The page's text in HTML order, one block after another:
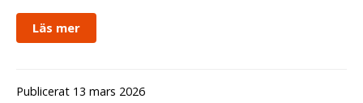
Läs mer
Publicerat 13 mars 2026